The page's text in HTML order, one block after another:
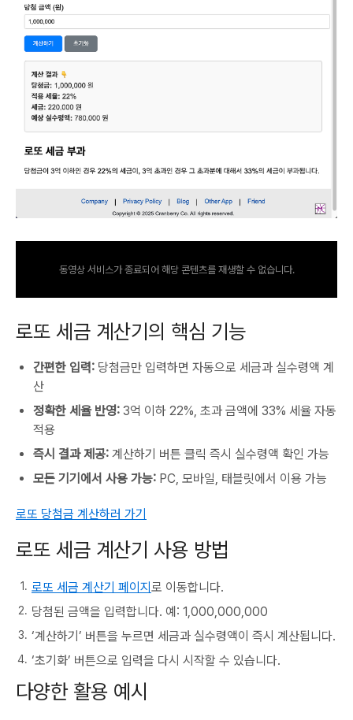
동영상 서비스가 종료되어 해당 콘텐츠를 재생할 수 없습니다.
로또 세금 계산기의 핵심 기능
간편한 입력: 당첨금만 입력하면 자동으로 세금과 실수령액 계
산
정확한 세율 반영: 3억 이하 22%, 초과 금액에 33% 세율 자동
적용
즉시 결과 제공: 계산하기 버튼 클릭 즉시 실수령액 확인 가능
모든 기기에서 사용 가능: PC, 모바일, 태블릿에서 이용 가능
로또 당첨금 계산하러 가기
로또 세금 계산기 사용 방법
로또 세금 계산기 페이지로 이동합니다.
당첨된 금액을 입력합니다. 예: 1,000,000,000
‘계산하기’ 버튼을 누르면 세금과 실수령액이 즉시 계산됩니다.
‘초기화’ 버튼으로 입력을 다시 시작할 수 있습니다.
다양한 활용 예시